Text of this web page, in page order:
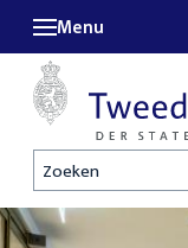
Zoeken
Menu